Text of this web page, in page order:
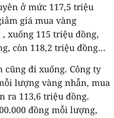
ở mức 117,5 triệu
giá mua vàng
xuống 115 triệu đồng,
còn 118,2 triệu đồng…
đi xuống. Công ty
lượng vàng nhẫn, mua
ra 113,6 triệu đồng.
đồng mỗi lượng,